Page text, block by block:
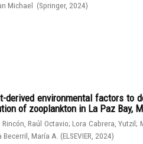
Michael (Springer, 2024)
derived environmental factors to
of zooplankton in La Paz Bay,
Raúl Octavio;Lora Cabrera, Yutzil;
Becerril, María A. (ELSEVIER, 2024)